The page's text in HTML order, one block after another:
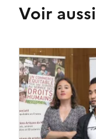
Voir aussi